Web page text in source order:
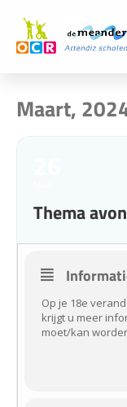
Maart,
Thema
Op je 18e
krijgt u meer
moet/kan